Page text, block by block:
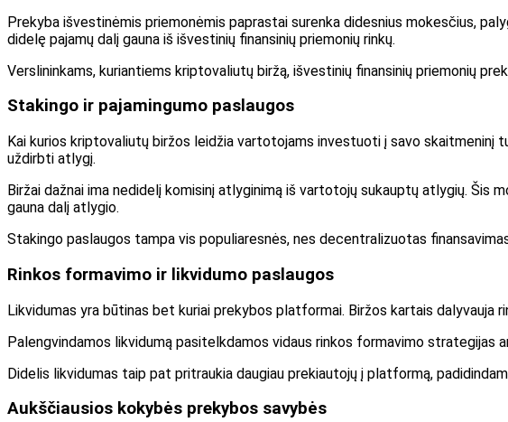
Prekyba išvestinėmis priemonėmis paprastai surenka didesnius mokesčius,
didelę pajamų dalį gauna iš išvestinių finansinių priemonių rinkų.
Verslininkams, kuriantiems kriptovaliutų biržą, išvestinių finansinių priemonių
Stakingo ir pajamingumo paslaugos
Kai kurios kriptovaliutų biržos leidžia vartotojams investuoti į savo skaitmeninį
uždirbti atlygį.
Biržai dažnai ima nedidelį komisinį atlyginimą iš vartotojų sukauptų atlygių.
gauna dalį atlygio.
Stakingo paslaugos tampa vis populiaresnės, nes decentralizuotas
Rinkos formavimo ir likvidumo paslaugos
Likvidumas yra būtinas bet kuriai prekybos platformai. Biržos kartais
Palengvindamos likvidumą pasitelkdamos vidaus rinkos formavimo strategijas
Didelis likvidumas taip pat pritraukia daugiau prekiautojų į platformą,
Aukščiausios kokybės prekybos savybės